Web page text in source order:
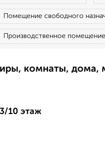
Помещение свободного
Производственное помещение
комнаты, дома,
10 этаж